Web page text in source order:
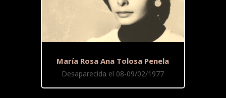
María Rosa Ana Tolosa Penela
Desaparecida el 08-09/02/1977